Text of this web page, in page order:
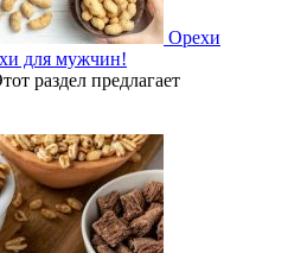
Орехи
для мужчин!
раздел предлагает